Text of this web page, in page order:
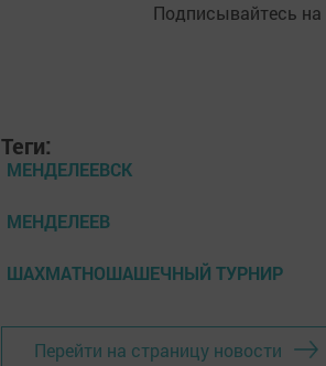
Подписывайтесь на
Теги:
МЕНДЕЛЕЕВСК
МЕНДЕЛЕЕВ
ШАХМАТНОШАШЕЧНЫЙ ТУРНИР
Перейти на страницу новости